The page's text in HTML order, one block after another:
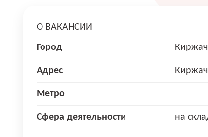
О ВАКАНСИИ
Город
Адрес Киржач
Метро
Сфера деятельности на